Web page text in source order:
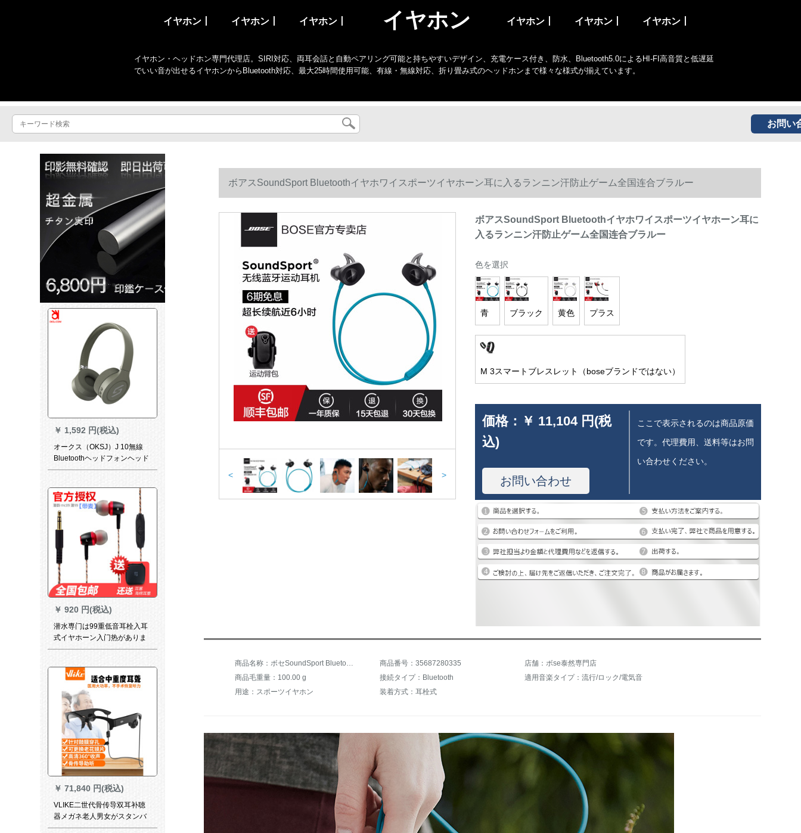
イヤホン丨 イヤホン丨 イヤホン丨 イヤホン イヤホン丨 イヤホン丨 イヤホン丨
イヤホン・ヘッドホン専門代理店。SIRI対応、両耳会話と自動ペアリング可能と持ちやすいデザイン、充電ケース付き、防水、Bluetooth5.0によるHI-FI高音質と低遅延
でいい音が出せるイヤホンからBluetooth対応、最大25時間使用可能、有線・無線対応、折り畳み式のヘッドホンまで様々な様式が揃えています。
お問い
￥ 1,592 円(税込)
オークス（OKSJ）J 10無線
Bluetoothヘッドフォンヘッド
セットヘッドセットは、折り
ステレオ携帯電話ビジネス旅
行ゲームステレオスポーツ
HIFIヘッドフォンのミントグ
リーンを着用します。
￥ 920 円(税込)
潜水専门は99重低音耳栓入耳
式イヤホーン入门热がありま
す。HIFIは麦防音運動を持ち
foァウェル泛用潜韻mc 09潜
99帯麦（黒赤-低抵抗版）を持
ちます。
￥ 71,840 円(税込)
VLIKE二世代骨传导双耳补聴
器メガネ老人男女がスタンバ
イしているというのに长视聴
ボアスSoundSport Bluetoothイヤホワイスポーツイヤホーン耳に入るランニン汗防止ゲーム全国连合ブラルー
< >
ボアスSoundSport Bluetoothイヤホワイスポーツイヤホーン耳に
入るランニン汗防止ゲーム全国连合ブラルー
色を選択
青 ブラック 黄色 プラス
M 3スマートブレスレット（boseブランドではない）
価格： ￥ 11,104 円(税
込)
お問い合わせ
ここで表示されるのは商品原価
です。代理費用、送料等はお問
い合わせください。
商品名称：ボセSoundSport Bluetoothイヤホンワイヤレススポーツイヤホン耳に入るランニング汗防落ゲームヘッドフォン全国ユニオンブルー 商品番号：35687280335
店舗：ボse泰然専門店
商品毛重量：100.00 g
接続タイプ：Bluetooth
適用音楽タイプ：流行/ロック/電気音
用途：スポーツイヤホン
装着方式：耳栓式